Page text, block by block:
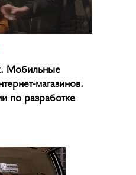
Мобильные
магазинов.
по разработке